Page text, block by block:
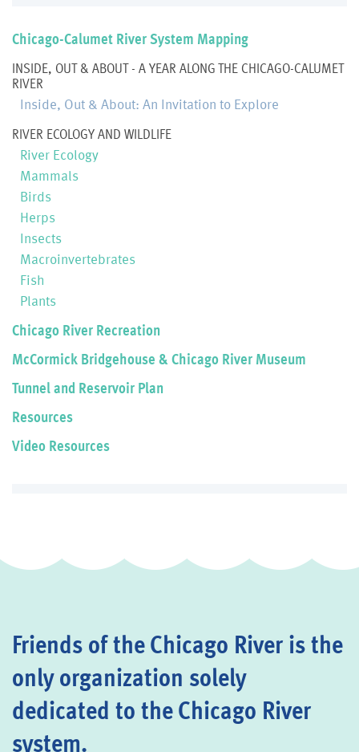
Chicago-Calumet River System Mapping
INSIDE, OUT & ABOUT - A YEAR ALONG THE CHICAGO-CALUMET
RIVER
Inside, Out & About: An Invitation to Explore
RIVER ECOLOGY AND WILDLIFE
River Ecology
Mammals
Birds
Herps
Insects
Macroinvertebrates
Fish
Plants
Chicago River Recreation
McCormick Bridgehouse & Chicago River Museum
Tunnel and Reservoir Plan
Resources
Video Resources
Friends of the Chicago River is the
only organization solely
dedicated to the Chicago River
system.